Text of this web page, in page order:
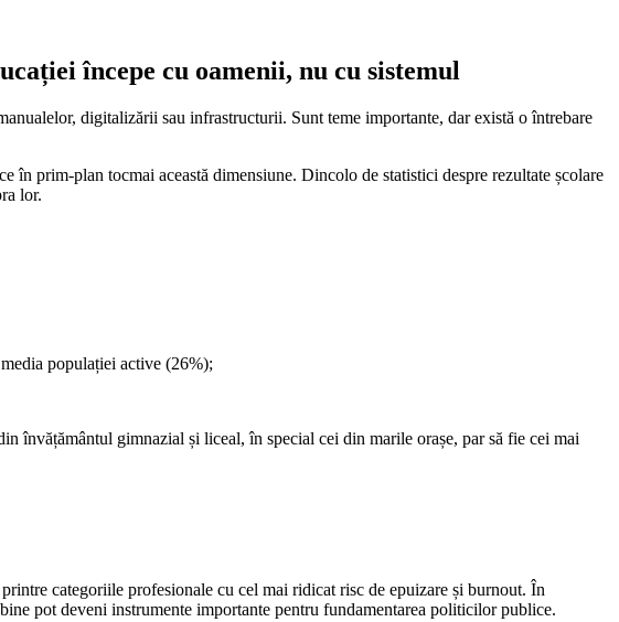
începe cu oamenii, nu cu sistemul
digitalizării sau infrastructurii. Sunt teme importante, dar există o întrebare
în prim-plan tocmai această dimensiune. Dincolo de statistici despre rezultate școlare
lor.
populației active (26%);
învățământul gimnazial și liceal, în special cei din marile orașe, par să fie cei mai
categoriile profesionale cu cel mai ridicat risc de epuizare și burnout. În
pot deveni instrumente importante pentru fundamentarea politicilor publice.